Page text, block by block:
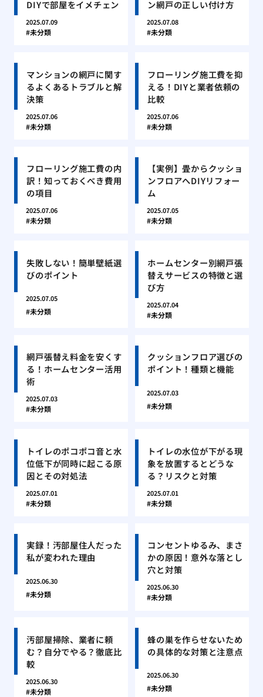
DIYで部屋をイメチェン
2025.07.09
未分類
ン網戸の正しい付け方
2025.07.08
未分類
マンションの網戸に関す
るよくあるトラブルと解
決策
2025.07.06
未分類
フローリング施工費を抑
える！DIYと業者依頼の
比較
2025.07.06
未分類
フローリング施工費の内
訳！知っておくべき費用
の項目
2025.07.06
未分類
【実例】畳からクッショ
ンフロアへDIYリフォー
ム
2025.07.05
未分類
失敗しない！簡単壁紙選
びのポイント
2025.07.05
未分類
ホームセンター別網戸張
替えサービスの特徴と選
び方
2025.07.04
未分類
網戸張替え料金を安くす
る！ホームセンター活用
術
2025.07.03
未分類
クッションフロア選びの
ポイント！種類と機能
2025.07.03
未分類
トイレのポコポコ音と水
位低下が同時に起こる原
因とその対処法
2025.07.01
未分類
トイレの水位が下がる現
象を放置するとどうな
る？リスクと対策
2025.07.01
未分類
実録！汚部屋住人だった
私が変われた理由
2025.06.30
未分類
コンセントゆるみ、まさ
かの原因！意外な落とし
穴と対策
2025.06.30
未分類
汚部屋掃除、業者に頼
む？自分でやる？徹底比
較
2025.06.30
未分類
蜂の巣を作らせないため
の具体的な対策と注意点
2025.06.30
未分類